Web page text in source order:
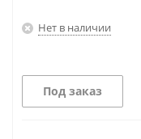
Нет в наличии
Под заказ